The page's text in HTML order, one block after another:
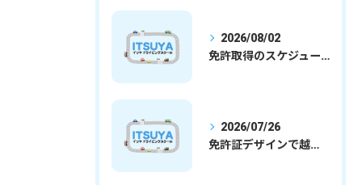
2026/08/02
免許取得のスケジュールを徹底解説学生社会人の通学合宿別プランで最短取得のコツ
2026/07/26
免許証デザインで越谷市愛を表現する埼玉県さいたま市越谷市の免許取得完全ガイド